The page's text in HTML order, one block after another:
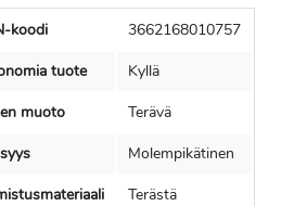
koodi
3662168010757
tuote
Kyllä
muoto
Terävä
Molempikätinen
Terästä